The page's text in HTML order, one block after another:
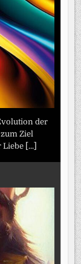
der
Ziel
Liebe [...]